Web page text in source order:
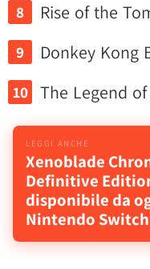
Rise of the
Donkey Kong
The Legend
Xenoblade
Definitive
disponibile da
Nintendo